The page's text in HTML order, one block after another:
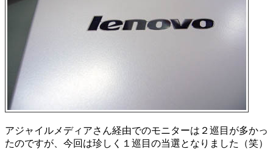
アジャイルメディアさん経由でのモニターは２巡目が多かっ
たのですが、今回は珍しく１巡目の当選となりました（笑）